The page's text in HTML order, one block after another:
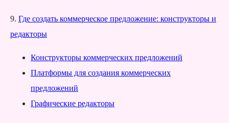
9. Где создать коммерческое предложение: конструкторы и
редакторы
Конструкторы коммерческих предложений
Платформы для создания коммерческих
предложений
Графические редакторы